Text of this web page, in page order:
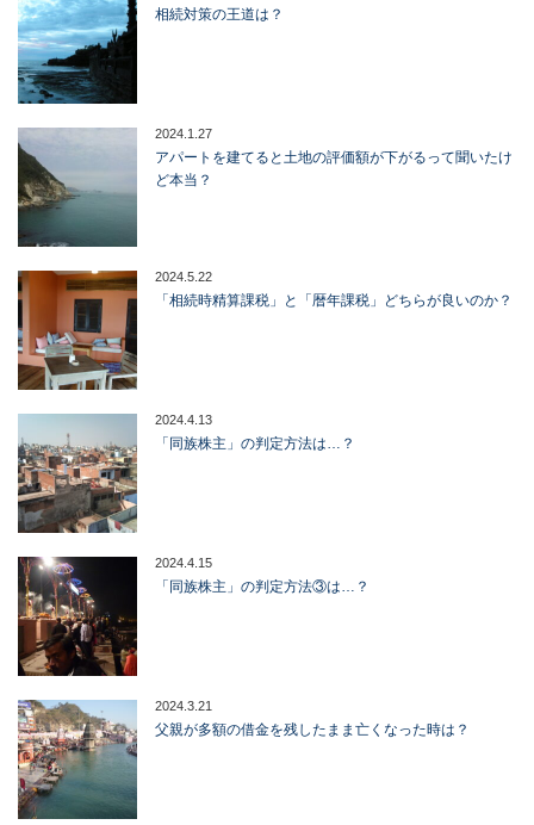
相続対策の王道は？
2024.1.27
アパートを建てると土地の評価額が下がるって聞いたけ
ど本当？
2024.5.22
「相続時精算課税」と「暦年課税」どちらが良いのか？
2024.4.13
「同族株主」の判定方法は…？
2024.4.15
「同族株主」の判定方法③は…？
2024.3.21
父親が多額の借金を残したまま亡くなった時は？